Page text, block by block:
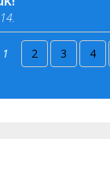
1 2 3 4